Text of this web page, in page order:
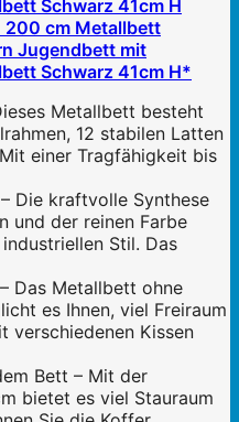
200 cm Metallbett
Jugendbett mit
Schwarz 41cm H*
Metallbett besteht
12 stabilen Latten
einer Tragfähigkeit bis
Die kraftvolle Synthese
und der reinen Farbe
Stil. Das
Das Metallbett ohne
es Ihnen, viel Freiraum
verschiedenen Kissen
Bett – Mit der
bietet es viel Stauraum